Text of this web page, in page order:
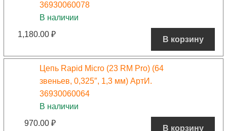
36930060078
В наличии
1,180.00 ₽
В корзину
Цепь Rapid Micro (23 RM Pro) (64
звеньев, 0,325″, 1,3 мм) АртИ.
36930060064
В наличии
970.00 ₽
В корзину